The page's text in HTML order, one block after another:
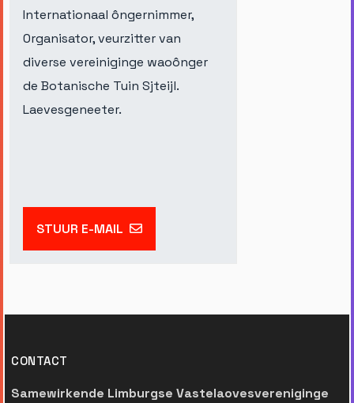
Internationaal ôngernimmer,
0rganisator, veurzitter van
diverse vereiniginge waoônger
de Botanische Tuin Sjteijl.
Laevesgeneeter.
STUUR E-MAIL
CONTACT
Samewirkende Limburgse Vastelaovesvereniginge